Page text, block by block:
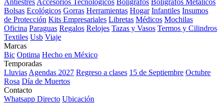
Antiestrés Accesorios Tecnologicos Bolígrafos Bolígrafos Metálicos
Bolsas Ecológicos Gorras Herramientas Hogar Infantiles Insumos
de Protección Kits Empresariales Libretas Médicos Mochilas
Oficina Paraguas Regalos Relojes Tazas y Vasos Termos y Cilindros
Textiles Usb Viaje
Marcas
Bic Optima Hecho en México
Temporadas
Lluvias Agendas 2027 Regreso a clases 15 de Septiembre Octubre
Rosa Día de Muertos
Contacto
Whatsapp Directo Ubicación